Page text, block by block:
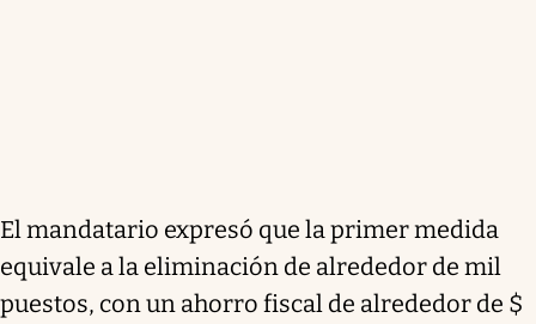
El mandatario expresó que la primer medida
equivale a la eliminación de alrededor de mil
puestos, con un ahorro fiscal de alrededor de $